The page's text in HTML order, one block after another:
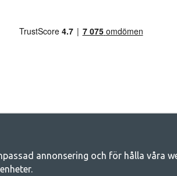
butik för camping och uteliv
annonsering och för hålla våra